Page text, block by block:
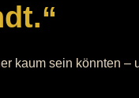
kaum sein könnten –